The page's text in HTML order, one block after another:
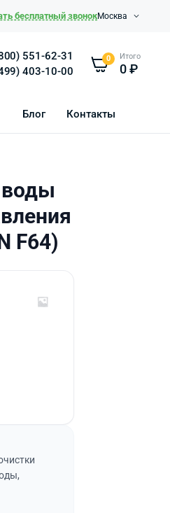
бесплатный звонокМосква
551-62-31
403-10-00
0 Итого
0₽
Блог Контакты
воды
F64)